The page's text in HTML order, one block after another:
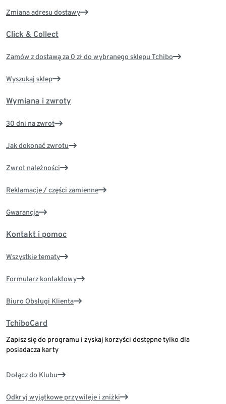
Zmiana adresu dostawy
Click & Collect
Zamów z dostawą za 0 zł do wybranego sklepu Tchibo
Wyszukaj sklep
Wymiana i zwroty
30 dni na zwrot
Jak dokonać zwrotu
Zwrot należności
Reklamacje / części zamienne
Gwarancja
Kontakt i pomoc
Wszystkie tematy
Formularz kontaktowy
Biuro Obsługi Klienta
TchiboCard
Zapisz się do programu i zyskaj korzyści dostępne tylko dla
posiadacza karty
Dołącz do Klubu
Odkryj wyjątkowe przywileje i zniżki